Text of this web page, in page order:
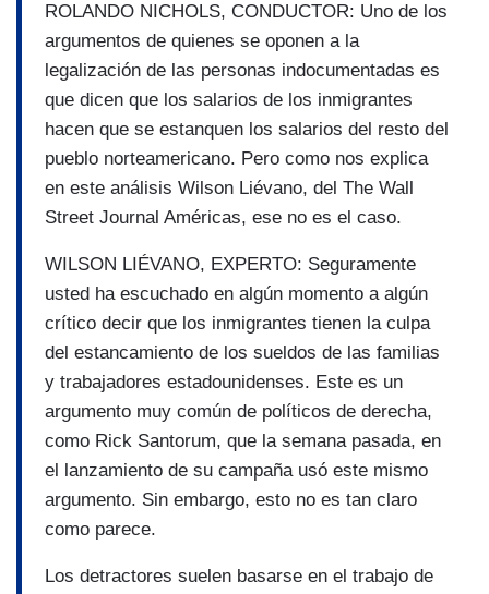
ROLANDO NICHOLS, CONDUCTOR: Uno de los
argumentos de quienes se oponen a la
legalización de las personas indocumentadas es
que dicen que los salarios de los inmigrantes
hacen que se estanquen los salarios del resto del
pueblo norteamericano. Pero como nos explica
en este análisis Wilson Liévano, del The Wall
Street Journal Américas, ese no es el caso.
WILSON LIÉVANO, EXPERTO: Seguramente
usted ha escuchado en algún momento a algún
crí­tico decir que los inmigrantes tienen la culpa
del estancamiento de los sueldos de las familias
y trabajadores estadounidenses. Este es un
argumento muy común de polí­ticos de derecha,
como Rick Santorum, que la semana pasada, en
el lanzamiento de su campaña usó este mismo
argumento. Sin embargo, esto no es tan claro
como parece.
Los detractores suelen basarse en el trabajo de